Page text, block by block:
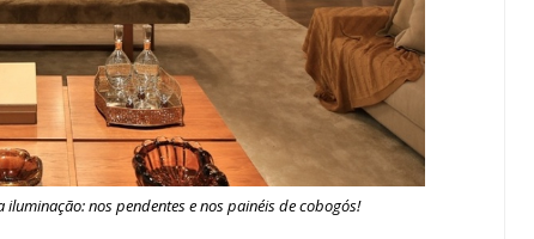
nos pendentes e nos painéis de cobogós!